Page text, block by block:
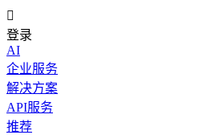

登录
AI
企业服务
解决方案
API服务
推荐